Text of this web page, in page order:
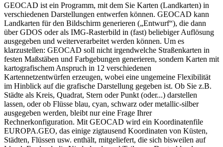
GEOCAD ist ein Programm, mit dem Sie Karten (Landkarten) in
verschiedenen Darstellungen entwerfen können. GEOCAD kann
Landkarten für den Bildschirm generieren („Entwurf“), die dann
über GDOS oder als IMG-Rasterbild in (fast) beliebiger Auflösung
ausgegeben und weiterverarbeitet werden können. Um es
klarzustellen: GEOCAD soll nicht irgendwelche Straßenkarten in
festen Maßstäben und Farbgebungen generieren, sondern Karten mit
kartografischem Anspruch in 12 verschiedenen
Kartennetzentwürfen erzeugen, wobei eine ungemeine Flexibilität
im Hinblick auf die grafische Darstellung gegeben ist. Ob Sie z.B.
Städte als Kreis, Quadrat, Stern oder Punkt (oder...) darstellen
lassen, oder ob Flüsse blau, cyan, schwarz oder metallic-silber
ausgegeben werden, bleibt nur eine Frage Ihrer
Rechnerkonfiguration. Mit GEOCAD wird ein Koordinatenfile
EUROPA.GEO, das einige zigtausend Koordinaten von Küsten,
Städten, Flüssen usw. enthält, mitgeliefert, die sich bisweilen auf